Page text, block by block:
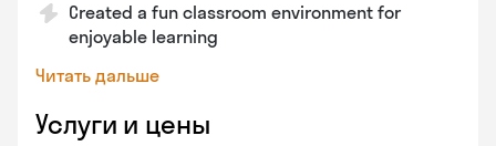
Created a fun classroom environment for
enjoyable learning
Читать дальше
Услуги и цены